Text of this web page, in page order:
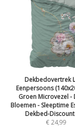
Dekbedovertrek
Eenpersoons
Groen Microvezel -
Bloemen - Sleeptime
Dekbed-
€24,99